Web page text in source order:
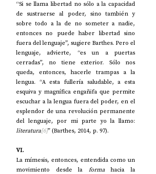
“Si se llama libertad no sólo a la capacidad
de sustraerse al poder, sino también y
sobre todo a la de no someter a nadie,
entonces no puede haber libertad sino
fuera del lenguaje”, sugiere Barthes. Pero el
lenguaje, advierte, “es un a puertas
cerradas”, no tiene exterior. Sólo nos
queda, entonces, hacerle trampas a la
lengua. “A esta fullería saludable, a esta
esquiva y magnífica engañifa que permite
escuchar a la lengua fuera del poder, en el
esplendor de una revolución permanente
literatura[6]” (Barthes, 2014, p. 97).
VI.
La mímesis, entonces, entendida como un
movimiento desde la forma